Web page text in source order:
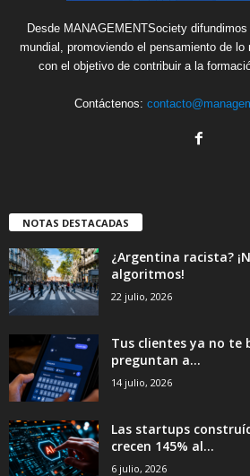
Desde MANAGEMENTSociety
mundial, promoviendo el pensamiento de
con el objetivo de contribuir a la
Contáctenos:
NOTAS DESTACADAS
¿Argentina racista?
algoritmos!
22 julio, 2026
Tus clientes ya no te
preguntan a...
14 julio, 2026
Las startups
crecen 145% al...
6 julio, 2026